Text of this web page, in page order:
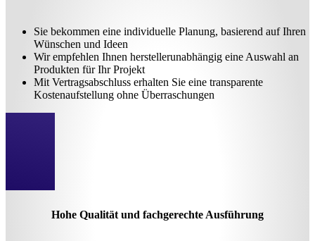
Sie bekommen eine individuelle Planung, basierend auf Ihren
Wünschen und Ideen
Wir empfehlen Ihnen herstellerunabhängig eine Auswahl an
Produkten für Ihr Projekt
Mit Vertragsabschluss erhalten Sie eine transparente
Kostenaufstellung ohne Überraschungen
Hohe Qualität und fachgerechte Ausführung